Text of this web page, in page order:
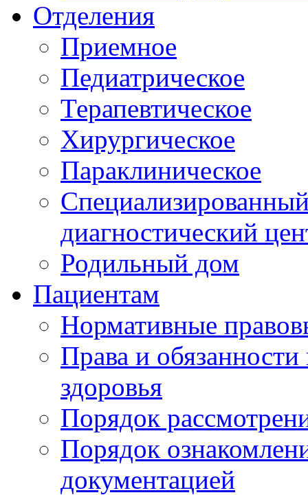
Отделения
Приемное
Педиатрическое
Терапевтическое
Хирургическое
Параклиническое
диагностический
Родильный дом
Пациентам
Нормативные
Права и
здоровья
Порядок
Порядок
документацией